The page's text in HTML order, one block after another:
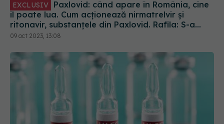
EXCLUSIV
îl poate lua. Cum acționează nirmatrelvir și
ritonavir, substanțele din Paxlovid. Rafila: S-a
semnat contractul. Va fi disponibil la
09 oct 2023, 13:08